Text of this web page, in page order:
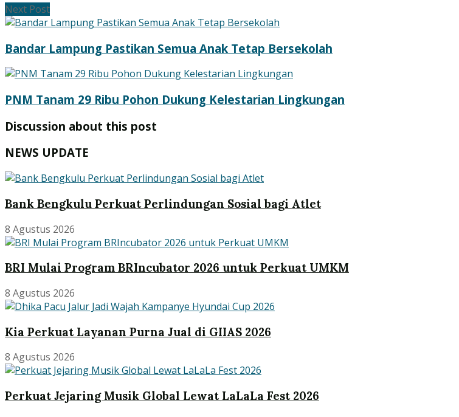
Next Post
Bandar Lampung Pastikan Semua Anak Tetap Bersekolah
PNM Tanam 29 Ribu Pohon Dukung Kelestarian Lingkungan
Discussion about this post
NEWS UPDATE
Bank Bengkulu Perkuat Perlindungan Sosial bagi Atlet
8 Agustus 2026
BRI Mulai Program BRIncubator 2026 untuk Perkuat UMKM
8 Agustus 2026
Kia Perkuat Layanan Purna Jual di GIIAS 2026
8 Agustus 2026
Perkuat Jejaring Musik Global Lewat LaLaLa Fest 2026